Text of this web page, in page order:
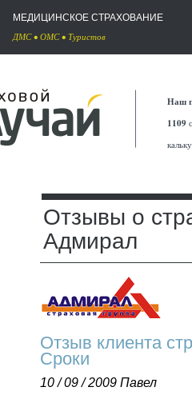
МЕДИЦИНСКОЕ СТРАХОВАНИЕ
ДМС• ОМС• Туристов
Наш
1109
Отзывы о
Адмирал
Отзыв клиента
Сроки
10 / 09 / 2009 Павел